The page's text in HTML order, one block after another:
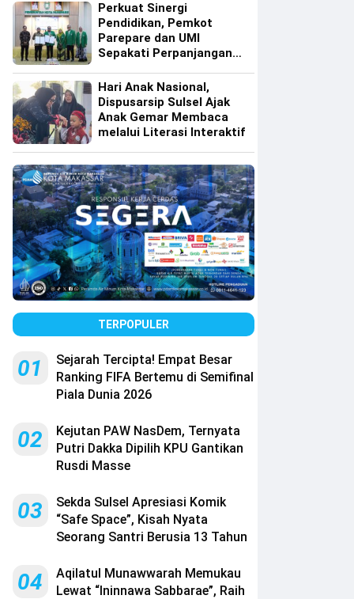
Perkuat Sinergi
Pendidikan, Pemkot
Parepare dan UMI
Sepakati Perpanjangan
Perguruan Tinggi
Hari Anak Nasional,
Dispusarsip Sulsel Ajak
Anak Gemar Membaca
melalui Literasi Interaktif
TERPOPULER
01
Sejarah Tercipta! Empat Besar
Ranking FIFA Bertemu di Semifinal
Piala Dunia 2026
02
Kejutan PAW NasDem, Ternyata
Putri Dakka Dipilih KPU Gantikan
Rusdi Masse
03
Sekda Sulsel Apresiasi Komik
“Safe Space”, Kisah Nyata
Seorang Santri Berusia 13 Tahun
04
Aqilatul Munawwarah Memukau
Lewat “Ininnawa Sabbarae”, Raih